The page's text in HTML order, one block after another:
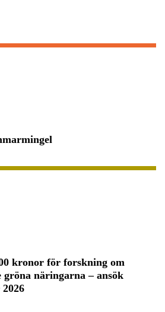
kronor för forskning om
gröna näringarna – ansök
2026